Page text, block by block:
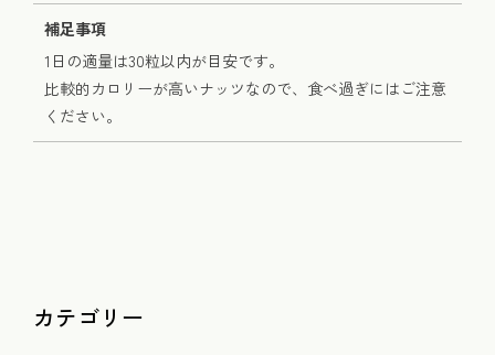
補足事項
1日の適量は30粒以内が目安です。
比較的カロリーが高いナッツなので、食べ過ぎにはご注意
ください。
カテゴリー